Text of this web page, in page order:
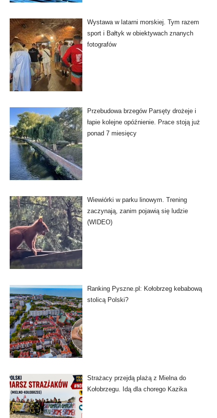
Wystawa w latarni morskiej. Tym razem
sport i Bałtyk w obiektywach znanych
fotografów
Przebudowa brzegów Parsęty drożeje i
łapie kolejne opóźnienie. Prace stoją już
ponad 7 miesięcy
Wiewiórki w parku linowym. Trening
zaczynają, zanim pojawią się ludzie
(WIDEO)
Ranking Pyszne.pl: Kołobrzeg kebabową
stolicą Polski?
Strażacy przejdą plażą z Mielna do
Kołobrzegu. Idą dla chorego Kazika